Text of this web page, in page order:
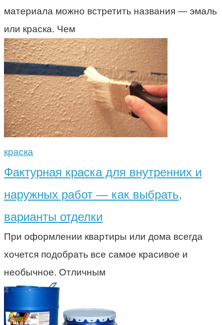
материала можно встретить названия — эмаль
или краска. Чем
краска
Фактурная краска для внутренних и
наружных работ — как выбрать,
варианты отделки
При оформлении квартиры или дома всегда
хочется подобрать все самое красивое и
необычное. Отличным